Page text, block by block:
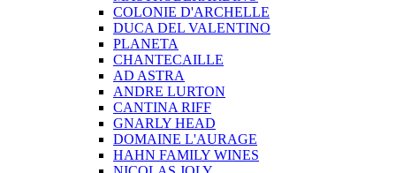
COLONIE D'ARCHELLE
DUCA DEL VALENTINO
PLANETA
CHANTECAILLE
AD ASTRA
ANDRE LURTON
CANTINA RIFF
GNARLY HEAD
DOMAINE L'AURAGE
HAHN FAMILY WINES